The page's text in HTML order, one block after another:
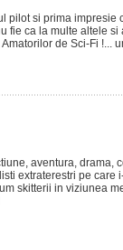
pilot si prima impresie
fie ca la multe altele si
de Sci-Fi !...
aventura, drama,
extraterestri pe care
skitterii in viziunea